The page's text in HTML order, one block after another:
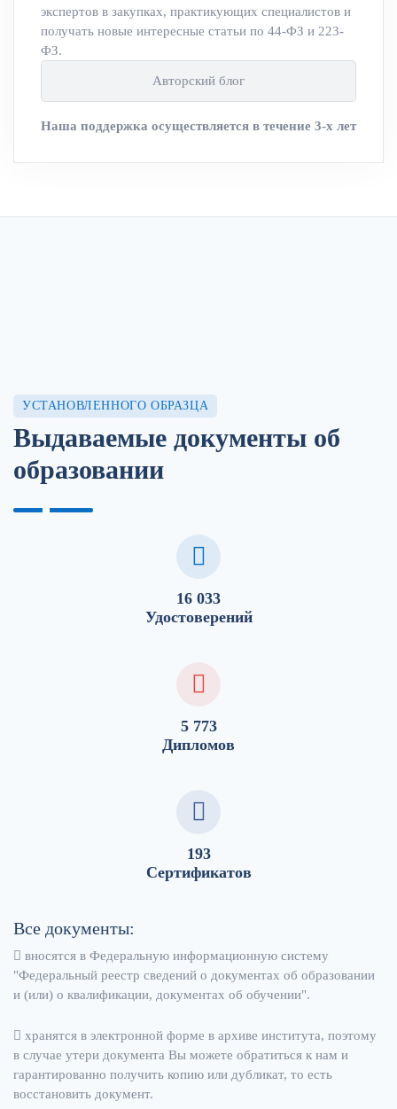
экспертов в закупках, практикующих специалистов и
получать новые интересные статьи по 44-ФЗ и 223-
ФЗ.
Авторский блог
Наша поддержка осуществляется в течение 3-х лет
УСТАНОВЛЕННОГО ОБРАЗЦА
Выдаваемые документы об
образовании
16 033
Удостоверений
5 773
Дипломов
193
Сертификатов
Все документы:
вносятся в Федеральную информационную систему
"Федеральный реестр сведений о документах об образовании
и (или) о квалификации, документах об обучении".
хранятся в электронной форме в архиве института, поэтому
в случае утери документа Вы можете обратиться к нам и
гарантированно получить копию или дубликат, то есть
восстановить документ.